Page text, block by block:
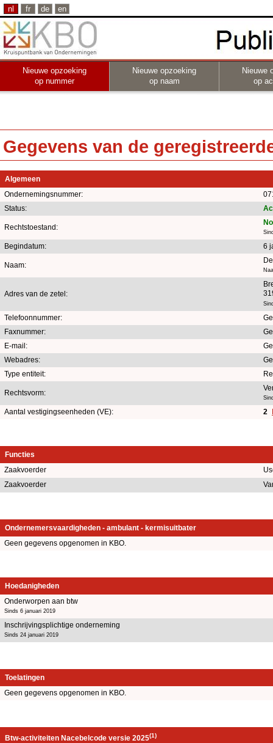
nl fr de en
Nieuwe opzoeking
op nummer
Nieuwe opzoeking
op naam
Nieuwe
op
Gegevens van de
Algemeen
Ondernemingsnummer:
Status:
Rechtstoestand:
Begindatum: 6
Naam:
Adres van de zetel:
Telefoonnummer:
Faxnummer:
E-mail:
Webadres:
Type entiteit:
Rechtsvorm:
Aantal vestigingseenheden (VE): 2
Functies
Zaakvoerder
Zaakvoerder
Ondernemersvaardigheden - ambulant - kermisuitbater
Geen gegevens opgenomen in KBO.
Hoedanigheden
Onderworpen aan btw
Sinds 6 januari 2019
Inschrijvingsplichtige onderneming
Sinds 24 januari 2019
Toelatingen
Geen gegevens opgenomen in KBO.
Btw-activiteiten Nacebelcode versie 2025(1)